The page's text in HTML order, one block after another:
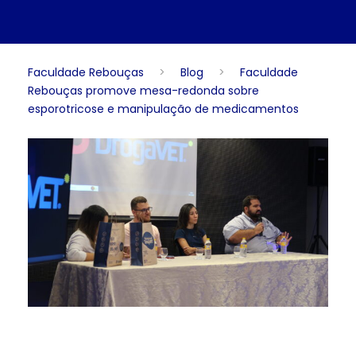
Faculdade Rebouças > Blog >
Faculdade
Rebouças promove mesa-redonda sobre
esporotricose e manipulação de medicamentos